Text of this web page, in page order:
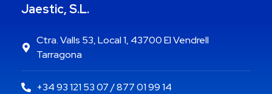
Jaestic, S.L.
Ctra. Valls 53, Local 1, 43700 El Vendrell
Tarragona
+34 93 121 53 07 / 877 01 99 14